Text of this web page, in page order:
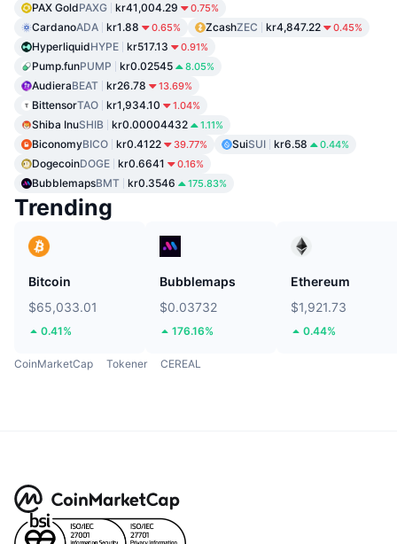
PAX GoldPAXG kr41,004.29 0.75%
CardanoADA kr1.88 0.65% ZcashZEC kr4,847.22 0.45%
HyperliquidHYPE kr517.13 0.91%
Pump.funPUMP kr0.02545 8.05%
AudieraBEAT kr26.78 13.69%
BittensorTAO kr1,934.10 1.04%
Shiba InuSHIB kr0.00004432 1.11%
BiconomyBICO kr0.4122 39.77% SuiSUI kr6.58 0.44%
DogecoinDOGE kr0.6641 0.16%
BubblemapsBMT kr0.3546 175.83%
Trending
Bitcoin
$65,033.01
0.41%
Bubblemaps
$0.03732
176.16%
Ethereum
$1,921.73
0.44%
CoinMarketCap Tokener CEREAL